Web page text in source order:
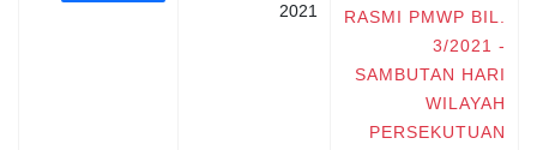
RASMI PMWP BIL.
3/2021 -
SAMBUTAN HARI
WILAYAH
PERSEKUTUAN
2021